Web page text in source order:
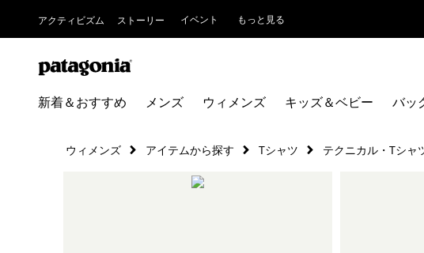
アクティビズム ストーリー イベント もっと見る
新着＆おすすめ メンズ ウィメンズ キッズ＆ベビー バッ
ウィメンズ アイテムから探す Tシャツ テクニカル・Tシャ